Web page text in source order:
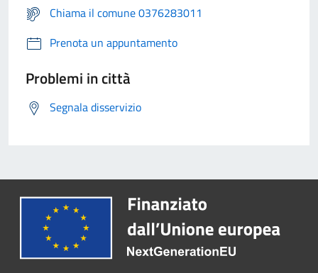
Chiama il comune 0376283011
Prenota un appuntamento
Problemi in città
Segnala disservizio